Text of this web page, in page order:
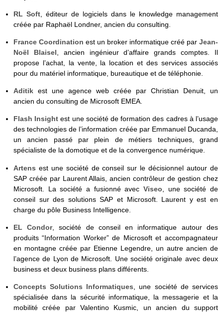
RL Soft, éditeur de logiciels dans le knowledge management
créée par Raphaël Londner, ancien du consulting.
France Coordination est un broker informatique créé parJean-
Noël Blaisel, ancien ingénieur d’affaire grands comptes. Il
propose l’achat, la vente, la location et des services associés
pour du matériel informatique, bureautique et de téléphonie.
Aditikest une agence web créée par Christian Denuit, un
ancien du consulting de Microsoft EMEA.
Flash Insight est une société de formation des cadres à l’usage
des technologies de l’information créée par Emmanuel Ducanda,
un ancien passé par plein de métiers techniques, grand
spécialiste de la domotique et de la convergence numérique.
Artens est une société de conseil sur le décisionnel autour de
SAP créée par Laurent Allais, ancien contrôleur de gestion chez
Microsoft. La société a fusionné avec Viseo , une société de
conseil sur des solutions SAP et Microsoft. Laurent y est en
charge du pôle Business Intelligence.
EL Condor, société de conseil en informatique autour des
produits “Information Worker” de Microsoft et accompagnateur
en montagne créée par Etienne Legendre, un autre ancien de
l’agence de Lyon de Microsoft. Une société originale avec deux
business et deux business plans différents.
Concepts Solutions Informatiques , une société de services
spécialisée dans la sécurité informatique, la messagerie et la
mobilité créée par Valentino Kusmic, un ancien du support